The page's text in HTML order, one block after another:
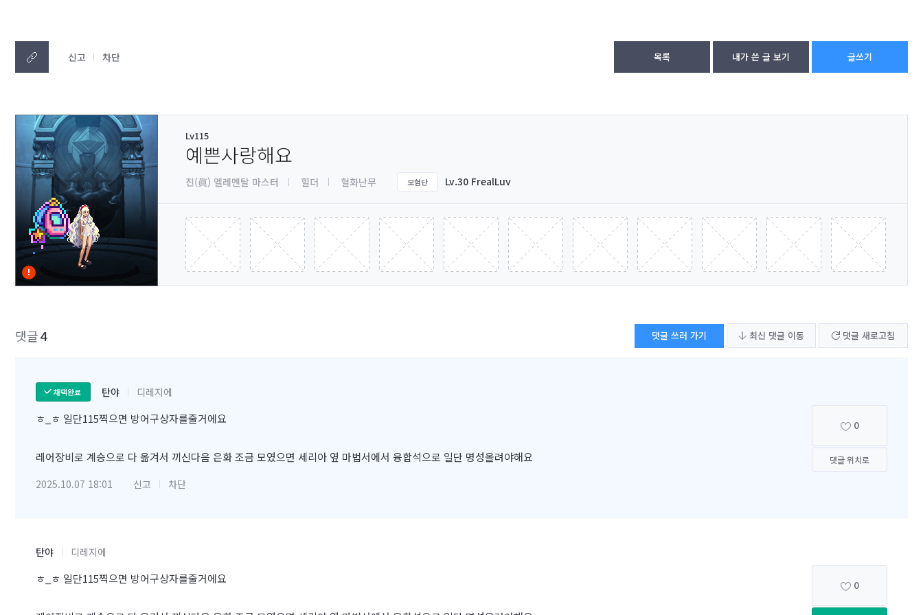
신고 차단 목록 내가 쓴 글 보기 글쓰기
Lv115
예쁜사랑해요
진(眞) 엘레멘탈 마스터 힐더 혈화난무 모험단 Lv.30 FrealLuv
댓글4 댓글 쓰러 가기 최신 댓글 이동 댓글 새로고침
채택완료 탄야 디레지에
ㅎ_ㅎ 일단115찍으면 방어구상자를줄거에요
레어장비로 계승으로 다 옮겨서 끼신다음 은화 조금 모였으면 세리아 옆 마법서에서 융합석으로 일단 명성올려야해요
2025.10.07 18:01 신고 차단
0
댓글 위치로
탄야 디레지에
ㅎ_ㅎ 일단115찍으면 방어구상자를줄거에요 0